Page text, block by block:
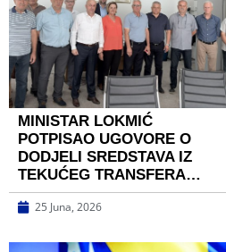
MINISTAR LOKMIĆ
POTPISAO UGOVORE O
DODJELI SREDSTAVA IZ
TEKUĆEG TRANSFERA…
25 Juna, 2026